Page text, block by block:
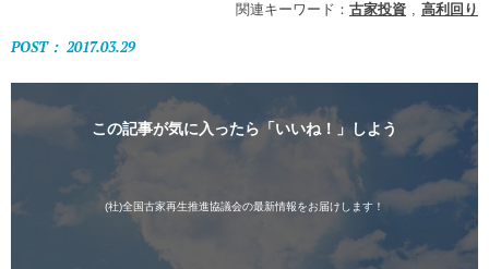
関連キーワード： 古家投資 高利回り
POST： 2017.03.29
この記事が気に入ったら「いいね！」しよう
(社)全国古家再生推進協議会の最新情報をお届けします！